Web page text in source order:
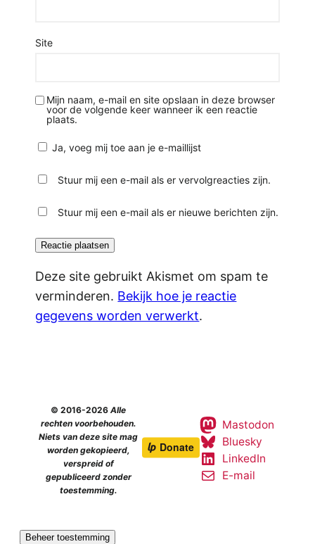
Site
Mijn naam, e-mail en site opslaan in deze browser
voor de volgende keer wanneer ik een reactie
plaats.
Ja, voeg mij toe aan je e-maillijst
Stuur mij een e-mail als er vervolgreacties zijn.
Stuur mij een e-mail als er nieuwe berichten zijn.
Deze site gebruikt Akismet om spam te
verminderen. Bekijk hoe je reactie
gegevens worden verwerkt.
© 2016-2026Alle
rechten voorbehouden.
Niets van deze site mag
worden gekopieerd,
verspreid of
gepubliceerd zonder
toestemming.
Mastodon
Bluesky
LinkedIn
E-mail
Beheer toestemming